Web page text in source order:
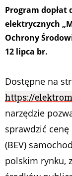
Program dopłat
elektrycznych
Ochrony
12 lipca br.
Dostępne na
https://
narzędzie
sprawdzić cenę
(BEV)
polskim rynku,